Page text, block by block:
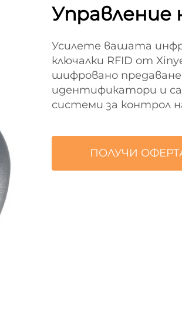
Управление
Усилете вашата
ключалки RFID от
шифровано
идентификатори и
системи за контрол
ПОЛУЧИ